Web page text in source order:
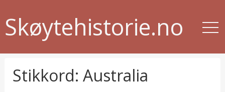
Skøytehistorie.no
Stikkord: Australia